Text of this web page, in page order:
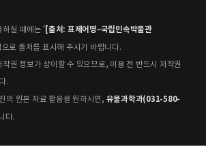
하실 때에는 '[출처: 표제어명–국립민속박물관
으로 출처를 표시해 주시기 바랍니다.
권 정보가 상이할 수 있으므로, 이용 전 반드시 저작권
.
의 원본 자료 활용을 원하시면, 유물과학과(031-580-
다.